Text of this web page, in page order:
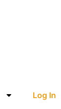
Log In